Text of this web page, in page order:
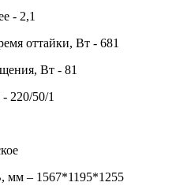
- 2,1
оттайки, Вт - 681
Вт - 81
220/50/1
– 1567*1195*1255